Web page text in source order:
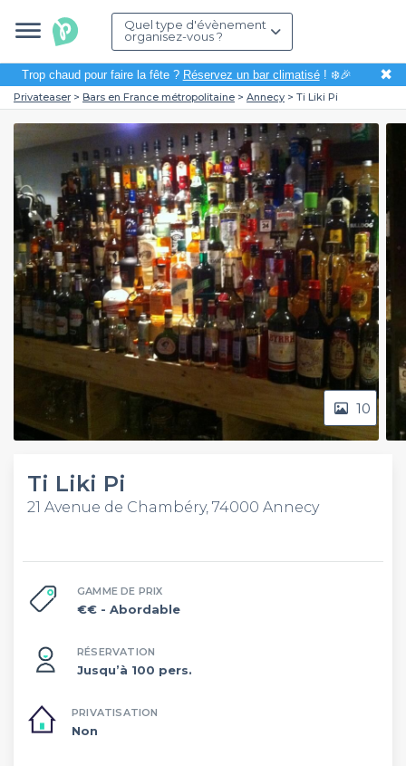
Quel type d'évènement
organisez-vous ?
Trop chaud pour faire la fête ? Réservez un bar climatisé! ❄️🎉 ✖
Privateaser Bars en France métropolitaine Annecy Ti Liki Pi
10
Ti Liki Pi
21 Avenue de Chambéry, 74000 Annecy
GAMME DE PRIX
€€ - Abordable
RÉSERVATION
Jusqu’à 100 pers.
PRIVATISATION
Non